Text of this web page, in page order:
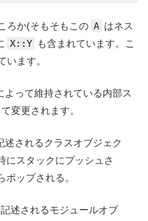
ろか(そもそもこの A はネス
X::Y も含まれています。こ
います。
って維持されている内部ス
変更されます。
述されるクラスオブジェク
にスタックにプッシュさ
ップされる。
述されるモジュールオブ